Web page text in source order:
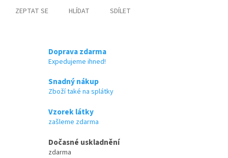
ZEPTAT SE HLÍDAT SDÍLET
Doprava zdarma
Expedujeme ihned!
Snadný nákup
Zboží také na splátky
Vzorek látky
zašleme zdarma
Dočasné uskladnění
zdarma